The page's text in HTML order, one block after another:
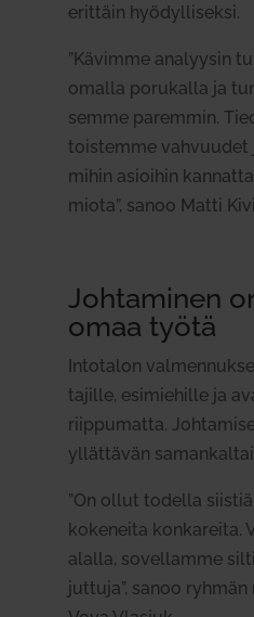
erittäin hyö­dyl­li­seksi.
”Kävimme ana­lyysin
omalla poru­kalla ja
semme paremmin.
tois­temme vah­vuudet
mihin asioihin
miota”, sanoo Matti
Joh­ta­minen
omaa työtä
Into­talon
ta­jille, esi­mie­hille ja
riip­pu­matta.
yllät­tävän
”On ollut todella
koke­neita kon­ka­reita.
alalla, sovel­lamme
juttuja”, sanoo